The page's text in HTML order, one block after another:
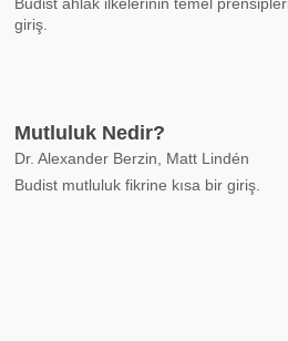
giriş.
Mutluluk Nedir?
Dr. Alexander Berzin, Matt Lindén
Budist mutluluk fikrine kısa bir giriş.